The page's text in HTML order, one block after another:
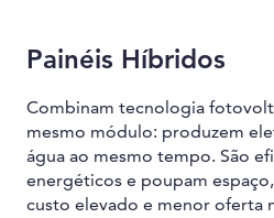
Painéis Híbridos
Combinam tecnologia
mesmo módulo: produzem
água ao mesmo tempo. São
energéticos e poupam
custo elevado e menor oferta